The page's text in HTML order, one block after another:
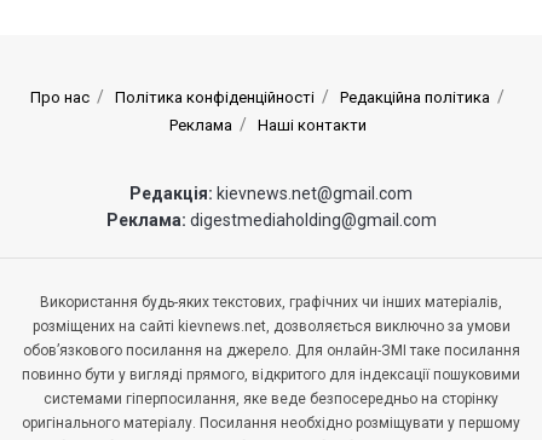
Про нас Політика конфіденційності
Редакційна політика
Реклама
Наші контакти
Редакція: kievnews.net@gmail.com
Реклама: digestmediaholding@gmail.com
Використання будь-яких текстових, графічних чи інших матеріалів,
розміщених на сайті kievnews.net, дозволяється виключно за умови
обов’язкового посилання на джерело. Для онлайн-ЗМІ таке посилання
повинно бути у вигляді прямого, відкритого для індексації пошуковими
системами гіперпосилання, яке веде безпосередньо на сторінку
оригінального матеріалу. Посилання необхідно розміщувати у першому